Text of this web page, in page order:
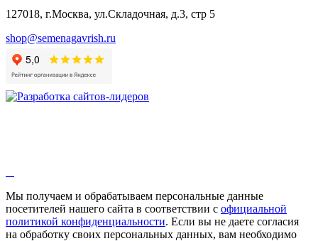
127018, г.Москва, ул.Складочная, д.3, стр 5
shop@semenagavrish.ru
Мы получаем и обрабатываем персональные данные
посетителей нашего сайта в соответствии с официальной
политикой конфиденциальности. Если вы не даете согласия
на обработку своих персональных данных, вам необходимо